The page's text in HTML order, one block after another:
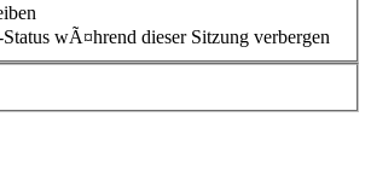
wÃ¤hrend dieser Sitzung verbergen